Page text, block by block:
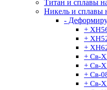
Титан и сплавы
Никель и сплавы
-
+
+
+
+ Св-
+ Св-
+ Св-
+ Св-